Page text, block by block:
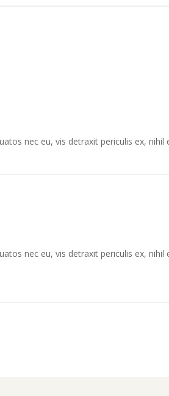
nec eu, vis detraxit periculis ex, nihil
nec eu, vis detraxit periculis ex, nihil